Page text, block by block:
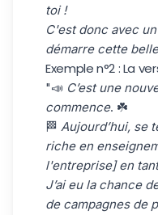
toi !
C'est donc avec
démarre cette
Exemple n°2 : La
"📣 C’est une
commence. ☘️
🏁 Aujourd’hui, se
riche en
l'entreprise] en
J’ai eu la chance
de campagnes de